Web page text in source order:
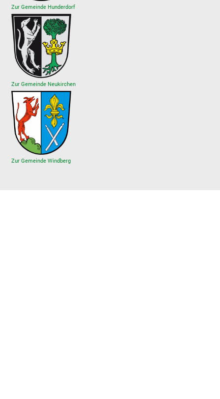
Zur Gemeinde Hunderdorf
Zur Gemeinde Neukirchen
Zur Gemeinde Windberg